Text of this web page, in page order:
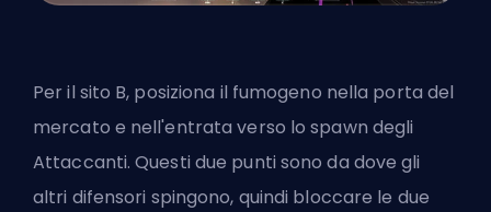
Per il sito B, posiziona il fumogeno nella porta del
mercato e nell'entrata verso lo spawn degli
Attaccanti. Questi due punti sono da dove gli
altri difensori spingono, quindi bloccare le due